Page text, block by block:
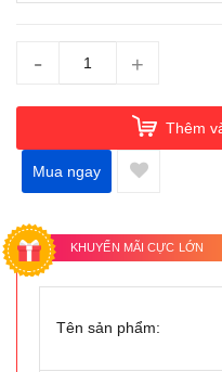
- +
Thêm
Mua ngay
KHUYẾN MÃI CỰC LỚN
Tên sản phẩm: